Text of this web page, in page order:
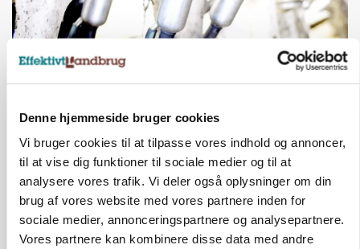
Denne hjemmeside bruger cookies
Vi bruger cookies til at tilpasse vores indhold og annoncer,
til at vise dig funktioner til sociale medier og til at
analysere vores trafik. Vi deler også oplysninger om din
brug af vores website med vores partnere inden for
sociale medier, annonceringspartnere og analysepartnere.
Vores partnere kan kombinere disse data med andre
Russisk mælkepris dykker 23 procent